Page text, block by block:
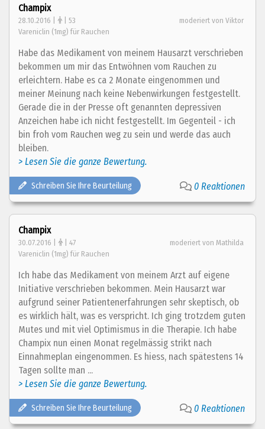
Champix
28.10.2016 | | 53
moderiert von Viktor
Vareniclin (1mg) für Rauchen
Habe das Medikament von meinem Hausarzt verschrieben
bekommen um mir das Entwöhnen vom Rauchen zu
erleichtern. Habe es ca 2 Monate eingenommen und
meiner Meinung nach keine Nebenwirkungen festgestellt.
Gerade die in der Presse oft genannten depressiven
Anzeichen habe ich nicht festgestellt. Im Gegenteil - ich
bin froh vom Rauchen weg zu sein und werde das auch
bleiben.
> Lesen Sie die ganze Bewertung.
Schreiben Sie Ihre Beurteilung 0 Reaktionen
Champix
30.07.2016 | | 47
moderiert von Mathilda
Vareniclin (1mg) für Rauchen
Ich habe das Medikament von meinem Arzt auf eigene
Initiative verschrieben bekommen. Mein Hausarzt war
aufgrund seiner Patientenerfahrungen sehr skeptisch, ob
es wirklich hält, was es verspricht. Ich ging trotzdem guten
Mutes und mit viel Optimismus in die Therapie. Ich habe
Champix nun einen Monat regelmässig strikt nach
Einnahmeplan eingenommen. Es hiess, nach spätestens 14
Tagen sollte man ...
> Lesen Sie die ganze Bewertung.
Schreiben Sie Ihre Beurteilung 0 Reaktionen